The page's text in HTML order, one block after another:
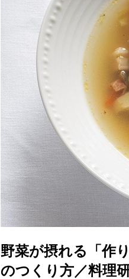
野菜が摂れる「作
のつくり方／料理